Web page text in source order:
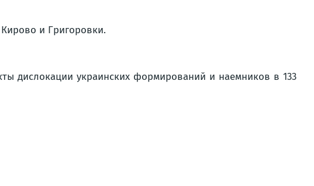
и Григоровки.
дислокации украинских формирований и наемников в 133